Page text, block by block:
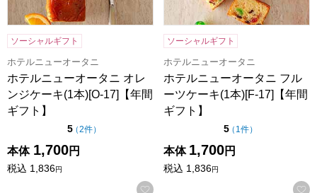
ソーシャルギフト
ホテルニューオータニ
ホテルニューオータニ オレ
ンジケーキ(1本)[O-17]【年間
ギフト】
5点（5点満点中）
（2件の評価
）
本体 1,700円
税込 1,836円
お気に入りに登録する
ソーシャルギフト
ホテルニューオータニ
ホテルニューオータニ フル
ーツケーキ(1本)[F-17]【年間
ギフト】
5点（5点満点中）
（ 1件の評価
）
本体 1,700円
税込 1,836円